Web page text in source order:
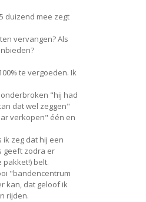
duizend mee zegt
vervangen? Als
te vergoeden. Ik
"hij had
dat wel zeggen"
verkopen" één en
ik zeg dat hij een
geeft zodra er
belt.
"bandencentrum
kan, dat geloof ik
rijden.